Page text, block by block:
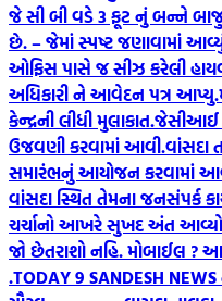
જે સી બી વડે 3 ફૂટ નું બન્ને બાજુ
છે. – જેમાં સ્પષ્ટ જણાવામાં
ઓફિસ પાસે જ સીઝ કરેલી હાયવા
અધિકારી ને આવેદન પત્ર
કેન્દ્રની લીધી મુલાકાત.જેસીઆઈ
ઉજવણી કરવામાં આવી.વાંસદા
સમારંભનું આયોજન કરવામાં
વાંસદા સ્થિત તેમના જનસંપર્ક
ચર્ચાનો આખરે સુખદ અંત આવ્યો
જો છેતરાશો નહિ. મોબાઈલ ?
.TODAY 9 SANDESH